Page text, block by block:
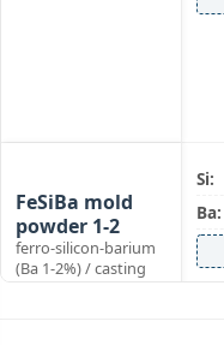
FeSiBa mold
powder 1-2
ferro-silicon-barium
(Ba 1-2%) / casting
Si:
Ba: